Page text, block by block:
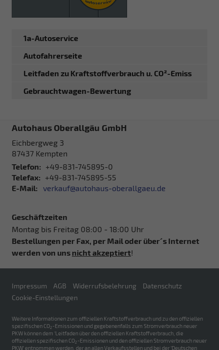
1a-Autoservice
Autofahrerseite
Leitfaden zu Kraftstoffverbrauch u. CO²-Emiss
Gebrauchtwagen-Bewertung
Autohaus Oberallgäu GmbH
Eichbergweg 3
87437 Kempten
Telefon: +49-831-745895-0
Telefax: +49-831-745895-55
E-Mail:
verkauf@autohaus-oberallgaeu.de
Geschäftzeiten
Montag bis Freitag 08:00 - 18:00 Uhr
Bestellungen per Fax, per Mail oder über´s Internet
werden von uns nicht akzeptiert!
Impressum AGB Widerrufsbelehrung
Datenschutz
Cookie-Einstellungen
Weitere Informationen zum offiziellen Kraftstoffverbrauch und zu den offiziellen
spezifischen CO2 -Emissionen und gegebenenfalls zum Stromverbrauch neuer
PKW können dem 'Leitfaden über den offiziellen Kraftstoffverbrauch, die
offiziellen spezifischen CO2 -Emissionen und den offiziellen Stromverbrauch neuer
PKW' entnommen werden, der an allen Verkaufsstellen und bei der 'Deutschen